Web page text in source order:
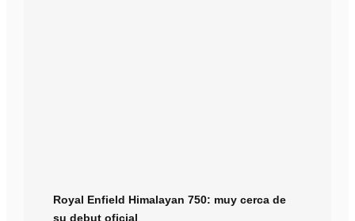
Royal Enfield Himalayan 750: muy cerca de
su debut oficial